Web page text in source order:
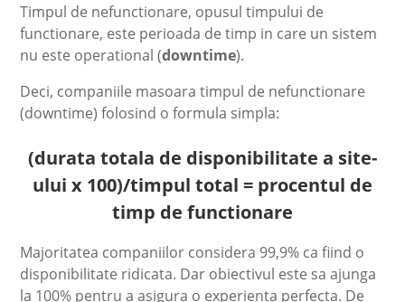
Timpul de nefunctionare, opusul timpului de
functionare, este perioada de timp in care un sistem
nu este operational (downtime).
Deci, companiile masoara timpul de nefunctionare
(downtime) folosind o formula simpla:
(durata totala de disponibilitate a site-
ului x 100)/timpul total = procentul de
timp de functionare
Majoritatea companiilor considera 99,9% ca fiind o
disponibilitate ridicata. Dar obiectivul este sa ajunga
la 100% pentru a asigura o experienta perfecta. De